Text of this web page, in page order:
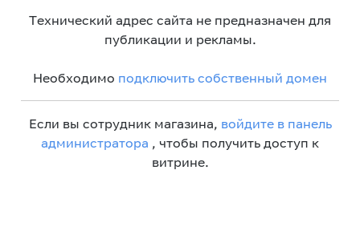
Технический адрес сайта не предназначен для
публикации и рекламы.
Необходимо подключить собственный домен
Если вы сотрудник магазина, войдите в панель
администратора , чтобы получить доступ к
витрине.